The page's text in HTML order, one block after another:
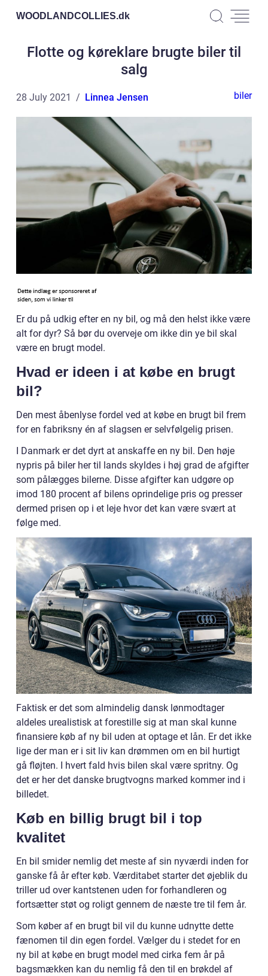
WOODLANDCOLLIES.dk
Flotte og køreklare brugte biler til
salg
28 July 2021 Linnea Jensen biler
Er du på udkig efter en ny bil, og må den helst ikke være
alt for dyr? Så bør du overveje om ikke din ye bil skal
være en brugt model.
Hvad er ideen i at købe en brugt
bil?
Den mest åbenlyse fordel ved at købe en brugt bil frem
for en fabriksny én af slagsen er selvfølgelig prisen.
I Danmark er det dyrt at anskaffe en ny bil. Den høje
nypris på biler her til lands skyldes i høj grad de afgifter
som pålægges bilerne. Disse afgifter kan udgøre op
imod 180 procent af bilens oprindelige pris og presser
dermed prisen op i et leje hvor det kan være svært at
følge med.
Faktisk er det som almindelig dansk lønmodtager
aldeles urealistisk at forestille sig at man skal kunne
finansiere køb af ny bil uden at optage et lån. Er det ikke
lige der man er i sit liv kan drømmen om en bil hurtigt
gå fløjten. I hvert fald hvis bilen skal være spritny. Og
det er her det danske brugtvogns marked kommer ind i
billedet.
Køb en billig brugt bil i top
kvalitet
En bil smider nemlig det meste af sin nyværdi inden for
ganske få år efter køb. Værditabet starter det øjeblik du
triller ud over kantstenen uden for forhandleren og
fortsætter støt og roligt gennem de næste tre til fem år.
Som køber af en brugt bil vil du kunne udnytte dette
fænomen til din egen fordel. Vælger du i stedet for en
ny bil at købe en brugt model med cirka fem år på
bagsmækken kan du nemlig få den til en brøkdel af